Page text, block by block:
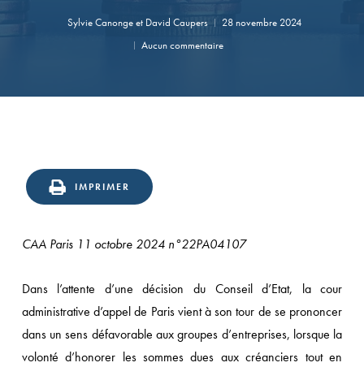
Sylvie Canongeet David Caupers
28 novembre 2024
Aucun commentaire
IMPRIMER
CAA Paris 11 octobre 2024 n°22PA04107
Dans l’attente d’une décision du Conseil d’Etat, la cour
administrative d’appel de Paris vient à son tour de se prononcer
dans un sens défavorable aux groupes d’entreprises, lorsque la
volonté d’honorer les sommes dues aux créanciers tout en